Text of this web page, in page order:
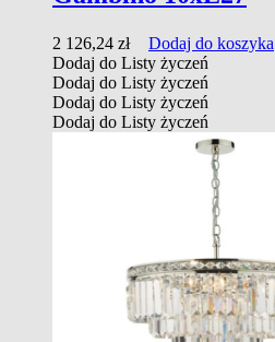
2 126,24 zł
Dodaj do koszyka
Dodaj do Listy życzeń
Dodaj do Listy życzeń
Dodaj do Listy życzeń
Dodaj do Listy życzeń